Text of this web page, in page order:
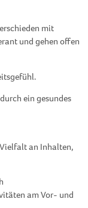
mit
und gehen offen
ein gesundes
an Inhalten,
am Vor- und